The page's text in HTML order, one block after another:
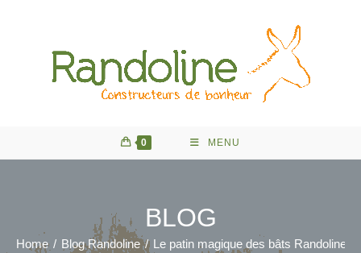
0 MENU
BLOG
Home / Blog Randoline / Le patin magique des bâts Randoline